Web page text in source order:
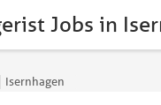
Jobs in
Isernhagen